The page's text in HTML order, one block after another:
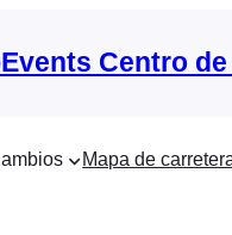
Centro
Mapa de